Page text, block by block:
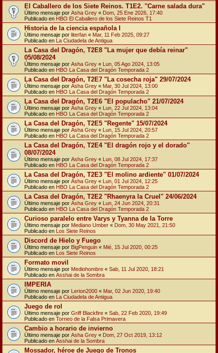
El Caballero de los Siete Reinos. T1E2. "Carne salada dura"
Último mensaje por Asha Grey « Dom, 25 Ene 2026, 17:40
Publicado en HBO El Caballero de los Siete Reinos T1
Historia de la ciencia española I
Último mensaje por literfan « Mar, 11 Feb 2025, 09:27
Publicado en La Ciudadela de Antigua
La Casa del Dragón, T2E8 "La mujer que debía reinar"
05/08/2024
Último mensaje por Asha Grey « Lun, 05 Ago 2024, 13:05
Publicado en HBO La Casa del Dragón Temporada 2
La Casa del Dragón, T2E7 "La cosecha roja" 29/07/2024
Último mensaje por Asha Grey « Mar, 30 Jul 2024, 13:00
Publicado en HBO La Casa del Dragón Temporada 2
La Casa del Dragón, T2E6 "El populacho" 21/07/2024
Último mensaje por Asha Grey « Lun, 22 Jul 2024, 13:04
Publicado en HBO La Casa del Dragón Temporada 2
La Casa del Dragón, T2E5 "Regente" 15/07/2024
Último mensaje por Asha Grey « Lun, 15 Jul 2024, 20:57
Publicado en HBO La Casa del Dragón Temporada 2
La Casa del Dragón, T2E4 "El dragón rojo y el dorado"
08/07/2024
Último mensaje por Asha Grey « Lun, 08 Jul 2024, 17:37
Publicado en HBO La Casa del Dragón Temporada 2
La Casa del Dragón, T2E3 "El molino ardiente" 01/07/2024
Último mensaje por Asha Grey « Lun, 01 Jul 2024, 12:25
Publicado en HBO La Casa del Dragón Temporada 2
La Casa del Dragón, T2E2 "Rhaenyra la Cruel" 24/06/2024
Último mensaje por Asha Grey « Lun, 24 Jun 2024, 20:31
Publicado en HBO La Casa del Dragón Temporada 2
Curioso paralelo entre Varys y Tyanna de la Torre
Último mensaje por Mediano Umber « Dom, 30 May 2021, 21:50
Publicado en Los Siete Reinos
Discord de Hielo y Fuego
Último mensaje por BigPenguin « Mié, 15 Jul 2020, 00:25
Publicado en Los Siete Reinos
Formato movil
Último mensaje por Mediohombre « Sab, 11 Jul 2020, 18:21
Publicado en Asshai de la Sombra
IMPERIA
Último mensaje por Lerion2000 « Mar, 02 Jun 2020, 19:40
Publicado en La Ciudadela de Antigua
Juego de rol
Último mensaje por Griff Blackfire « Sab, 22 Feb 2020, 19:49
Publicado en Torneo de la Falsa Primavera
Cambio a horario de invierno
Último mensaje por Asha Grey « Dom, 27 Oct 2019, 13:12
Publicado en Asshai de la Sombra
Mossador, héroe de Juego de Tronos